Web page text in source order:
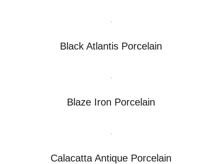
Black Atlantis Porcelain
Blaze Iron Porcelain
Calacatta Antique Porcelain